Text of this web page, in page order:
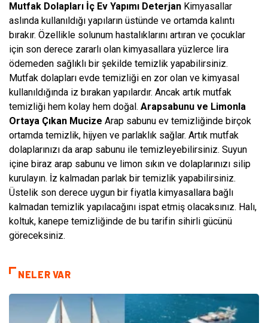
Mutfak Dolapları İç Ev Yapımı Deterjan Kimyasallar
aslında kullanıldığı yapıların üstünde ve ortamda kalıntı
bırakır. Özellikle solunum hastalıklarını artıran ve çocuklar
için son derece zararlı olan kimyasallara yüzlerce lira
ödemeden sağlıklı bir şekilde temizlik yapabilirsiniz.
Mutfak dolapları evde temizliği en zor olan ve kimyasal
kullanıldığında iz bırakan yapılardır. Ancak artık mutfak
temizliği hem kolay hem doğal. Arapsabunu ve Limonla
Ortaya Çıkan Mucize Arap sabunu ev temizliğinde birçok
ortamda temizlik, hijyen ve parlaklık sağlar. Artık mutfak
dolaplarınızı da arap sabunu ile temizleyebilirsiniz. Suyun
içine biraz arap sabunu ve limon sıkın ve dolaplarınızı silip
kurulayın. İz kalmadan parlak bir temizlik yapabilirsiniz.
Üstelik son derece uygun bir fiyatla kimyasallara bağlı
kalmadan temizlik yapılacağını ispat etmiş olacaksınız. Halı,
koltuk, kanepe temizliğinde de bu tarifin sihirli gücünü
göreceksiniz.
NELER VAR